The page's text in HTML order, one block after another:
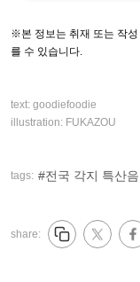
※본 정보는 취재 또는 작
를 수 있습니다.
text: goodiefoodie
illustration: FUKAZOU
tags: 전국 각지 특산음
share: